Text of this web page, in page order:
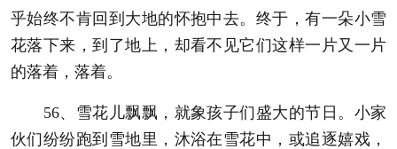
乎始终不肯回到大地的怀抱中去。终于，有一朵小雪
花落下来，到了地上，却看不见它们这样一片又一片
的落着，落着。
56、雪花儿飘飘，就象孩子们盛大的节日。小家
伙们纷纷跑到雪地里，沐浴在雪花中，或追逐嬉戏，